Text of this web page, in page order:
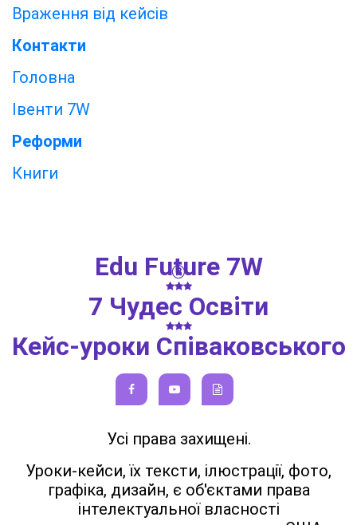
Враження від кейсів
Контакти
Головна
Івенти 7W
Реформи
Книги
Edu Future 7W
®
7 Чудес Освіти
Кейс-уроки Співаковського
Усі права захищені.
Уроки-кейси, їх тексти, ілюстрації, фото,
графіка, дизайн, є об'єктами права
інтелектуальної власності